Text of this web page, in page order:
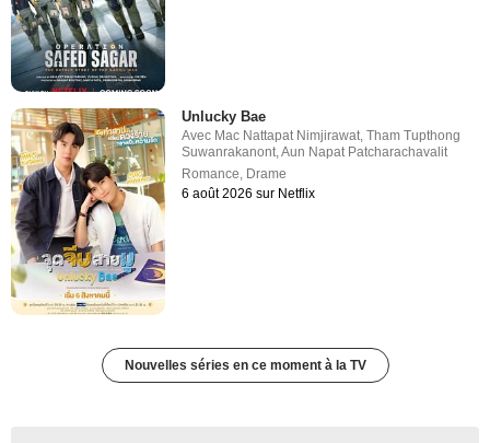
Unlucky Bae
Avec Mac Nattapat Nimjirawat,Tham Tupthong
Suwanrakanont,Aun Napat Patcharachavalit
Romance, Drame
6 août 2026 sur Netflix
Nouvelles séries en ce moment à la TV